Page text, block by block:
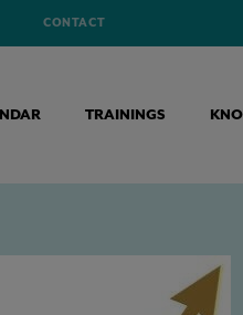
CONTACT
TRAININGS